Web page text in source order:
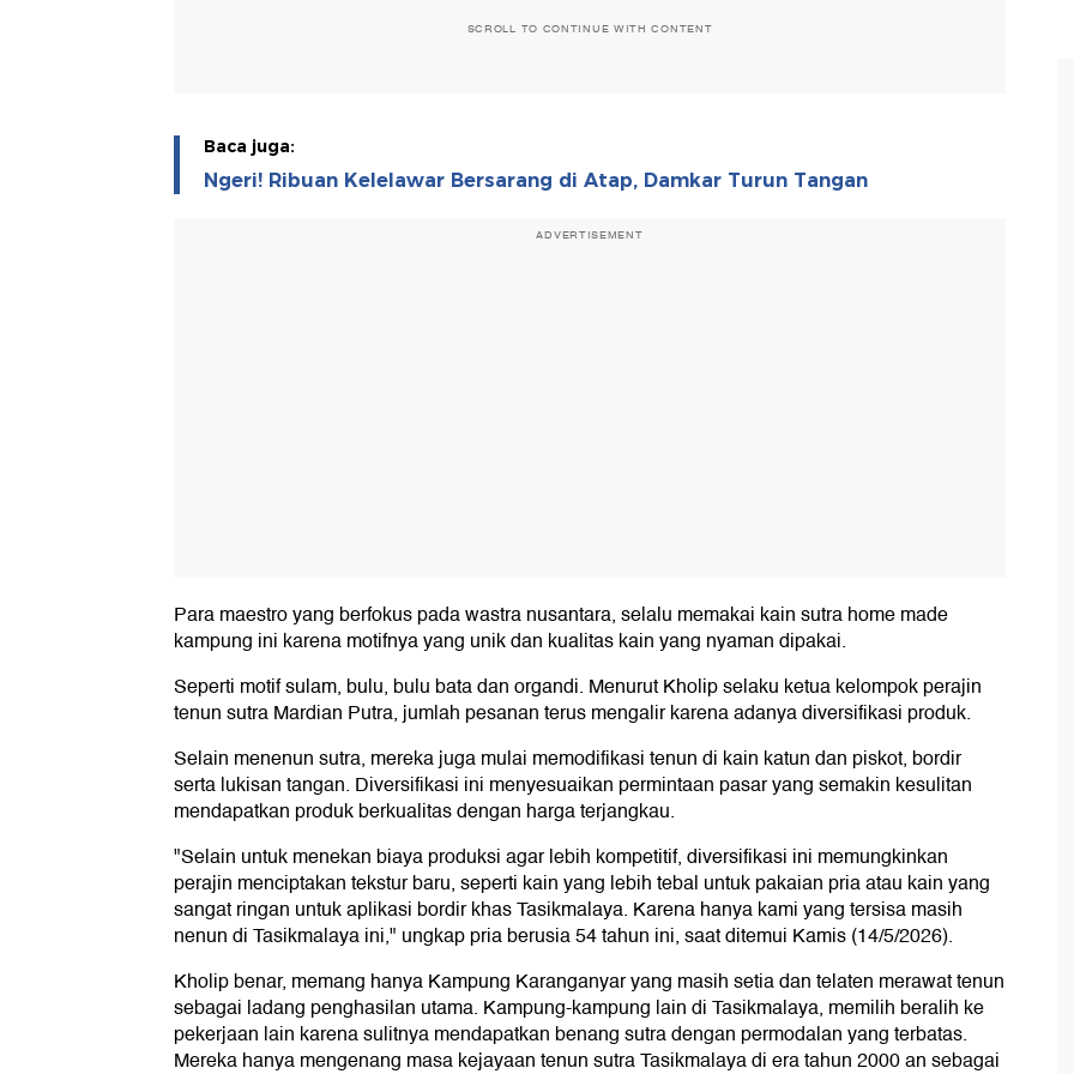
SCROLL TO CONTINUE WITH CONTENT
Baca juga:
Ngeri! Ribuan Kelelawar Bersarang di Atap, Damkar Turun Tangan
ADVERTISEMENT
Para maestro yang berfokus pada wastra nusantara, selalu memakai kain sutra home made
kampung ini karena motifnya yang unik dan kualitas kain yang nyaman dipakai.
Seperti motif sulam, bulu, bulu bata dan organdi. Menurut Kholip selaku ketua kelompok perajin
tenun sutra Mardian Putra, jumlah pesanan terus mengalir karena adanya diversifikasi produk.
Selain menenun sutra, mereka juga mulai memodifikasi tenun di kain katun dan piskot, bordir
serta lukisan tangan. Diversifikasi ini menyesuaikan permintaan pasar yang semakin kesulitan
mendapatkan produk berkualitas dengan harga terjangkau.
"Selain untuk menekan biaya produksi agar lebih kompetitif, diversifikasi ini memungkinkan
perajin menciptakan tekstur baru, seperti kain yang lebih tebal untuk pakaian pria atau kain yang
sangat ringan untuk aplikasi bordir khas Tasikmalaya. Karena hanya kami yang tersisa masih
nenun di Tasikmalaya ini," ungkap pria berusia 54 tahun ini, saat ditemui Kamis (14/5/2026).
Kholip benar, memang hanya Kampung Karanganyar yang masih setia dan telaten merawat tenun
sebagai ladang penghasilan utama. Kampung-kampung lain di Tasikmalaya, memilih beralih ke
pekerjaan lain karena sulitnya mendapatkan benang sutra dengan permodalan yang terbatas.
Mereka hanya mengenang masa kejayaan tenun sutra Tasikmalaya di era tahun 2000 an sebagai